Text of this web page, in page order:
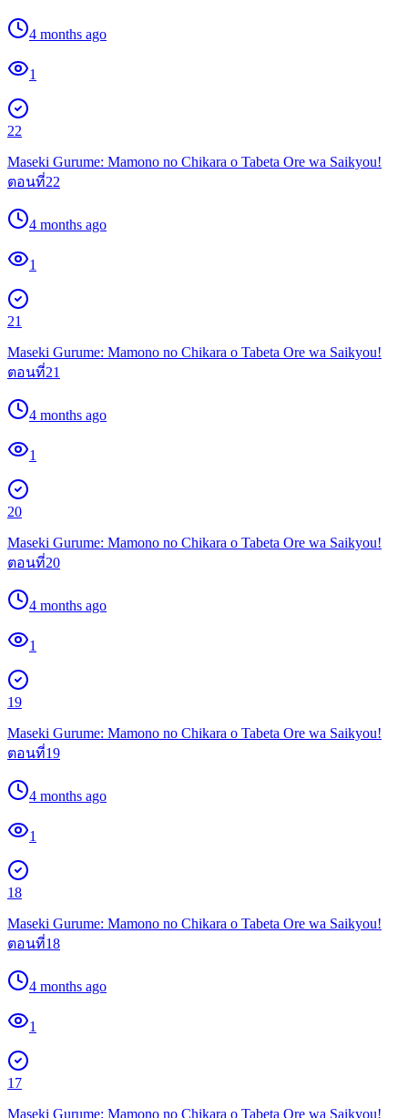
4 months ago
1
22
Maseki Gurume: Mamono no Chikara o Tabeta Ore wa Saikyou!
ตอนที่22
4 months ago
1
21
Maseki Gurume: Mamono no Chikara o Tabeta Ore wa Saikyou!
ตอนที่21
4 months ago
1
20
Maseki Gurume: Mamono no Chikara o Tabeta Ore wa Saikyou!
ตอนที่20
4 months ago
1
19
Maseki Gurume: Mamono no Chikara o Tabeta Ore wa Saikyou!
ตอนที่19
4 months ago
1
18
Maseki Gurume: Mamono no Chikara o Tabeta Ore wa Saikyou!
ตอนที่18
4 months ago
1
17
Maseki Gurume: Mamono no Chikara o Tabeta Ore wa Saikyou!